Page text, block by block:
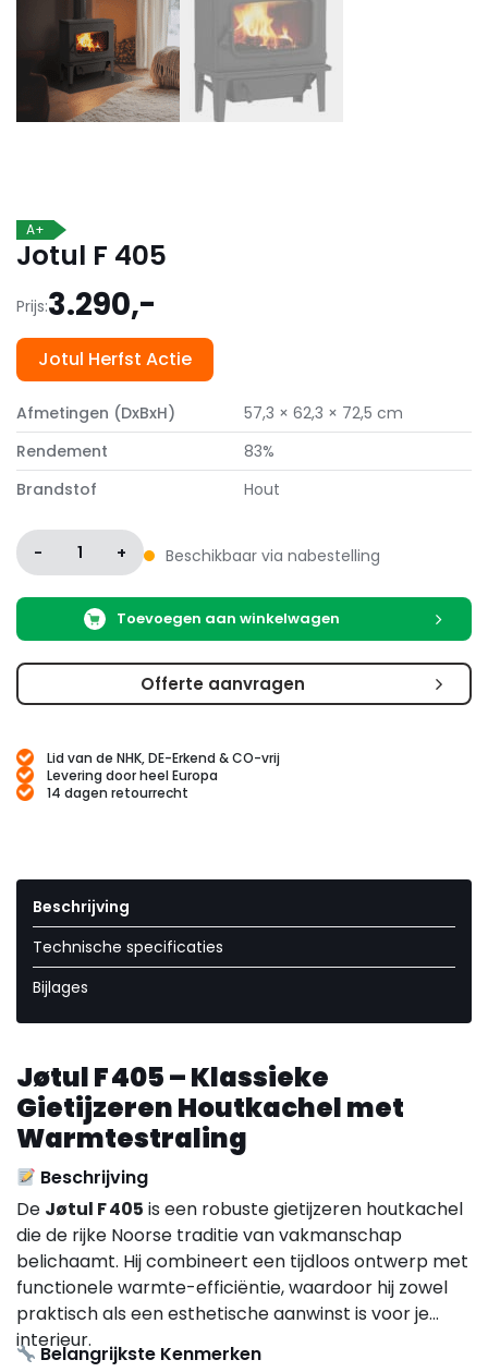
A+
Jotul F 405
Prijs:3.290,-
Jotul Herfst Actie
Afmetingen (DxBxH)
57,3 × 62,3 × 72,5 cm
Rendement
83%
Brandstof
Hout
- 1 + Beschikbaar via nabestelling
Toevoegen aan winkelwagen
Offerte aanvragen
Lid van de NHK, DE-Erkend & CO-vrij
Levering door heel Europa
14 dagen retourrecht
Beschrijving
Technische specificaties
Bijlages
Jøtul F 405 – Klassieke
Gietijzeren Houtkachel met
Warmtestraling
Beschrijving
De Jøtul F 405 is een robuste gietijzeren houtkachel
die de rijke Noorse traditie van vakmanschap
belichaamt. Hij combineert een tijdloos ontwerp met
functionele warmte-efficiëntie, waardoor hij zowel
praktisch als een esthetische aanwinst is voor je
interieur.
Belangrijkste Kenmerken